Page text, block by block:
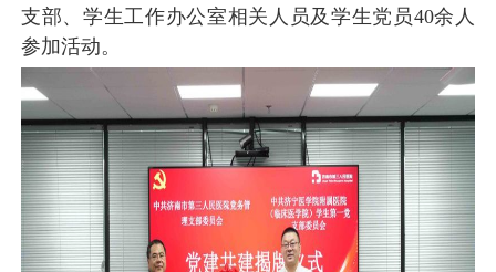
支部、学生工作办公室相关人员及学生党员40余人
参加活动。